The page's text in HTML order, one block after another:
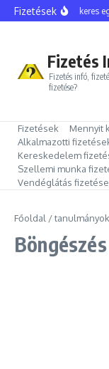
Ugrás a tartalomhoz
FizetésekMennyit keres
Fizetés
Fizetés infó,
fizetése?
Fizetések Mennyit
Alkalmazotti
Kereskedelem
Szellemi munka
Vendéglátás
Főoldal /tanulmányok